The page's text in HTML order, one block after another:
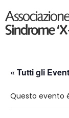
« Tutti gli
Questo evento